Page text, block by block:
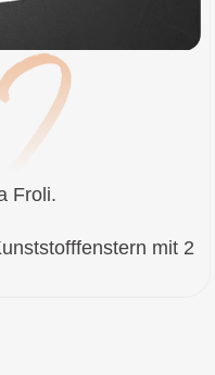
Froli.
mit 2